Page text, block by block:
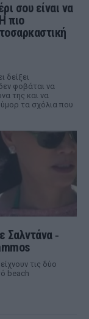
σου είναι να
πιο
δείξει
φοβάται να
της και να
τα σχόλια που
Σαλντάνα ‑
τις δύο
beach